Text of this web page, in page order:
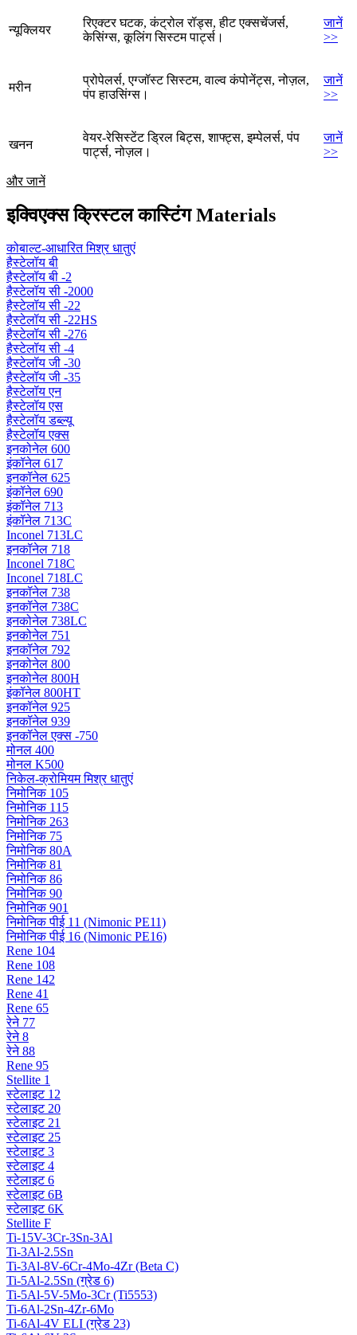
न्यूक्लियर
रिएक्टर घटक, कंट्रोल रॉड्स, हीट एक्सचेंजर्स,
केसिंग्स, कूलिंग सिस्टम पार्ट्स।
जानें
>>
मरीन
प्रोपेलर्स, एग्जॉस्ट सिस्टम, वाल्व कंपोनेंट्स, नोज़ल,
पंप हाउसिंग्स।
जानें
>>
खनन
वेयर-रेसिस्टेंट ड्रिल बिट्स, शाफ्ट्स, इम्पेलर्स, पंप
पार्ट्स, नोज़ल।
जानें
>>
और जानें
इक्विएक्स क्रिस्टल कास्टिंग Materials
कोबाल्ट-आधारित मिश्र धातुएं
हैस्टेलॉय बी
हैस्टेलॉय बी -2
हैस्टेलॉय सी -2000
हैस्टेलॉय सी -22
हैस्टेलॉय सी -22HS
हैस्टेलॉय सी -276
हैस्टेलॉय सी -4
हैस्टेलॉय जी -30
हैस्टेलॉय जी -35
हैस्टेलॉय एन
हैस्टेलॉय एस
हैस्टेलॉय डब्ल्यू
हैस्टेलॉय एक्स
इनकोनेल 600
इंकॉनेल 617
इनकॉनेल 625
इंकॉनेल 690
इंकॉनेल 713
इंकॉनेल 713C
Inconel 713LC
इनकॉनेल 718
Inconel 718C
Inconel 718LC
इनकॉनेल 738
इनकॉनेल 738C
इनकोनेल 738LC
इनकोनेल 751
इनकॉनेल 792
इनकोनेल 800
इनकोनेल 800H
इंकॉनेल 800HT
इनकॉनेल 925
इनकॉनेल 939
इनकॉनेल एक्स -750
मोनल 400
मोनल K500
निकेल-क्रोमियम मिश्र धातुएं
निमोनिक 105
निमोनिक 115
निमोनिक 263
निमोनिक 75
निमोनिक 80A
निमोनिक 81
निमोनिक 86
निमोनिक 90
निमोनिक 901
निमोनिक पीई 11 (Nimonic PE11)
निमोनिक पीई 16 (Nimonic PE16)
Rene 104
Rene 108
Rene 142
Rene 41
Rene 65
रेने 77
रेने 8
रेने 88
Rene 95
Stellite 1
स्टेलाइट 12
स्टेलाइट 20
स्टेलाइट 21
स्टेलाइट 25
स्टेलाइट 3
स्टेलाइट 4
स्टेलाइट 6
स्टेलाइट 6B
स्टेलाइट 6K
Stellite F
Ti-15V-3Cr-3Sn-3Al
Ti-3Al-2.5Sn
Ti-3Al-8V-6Cr-4Mo-4Zr (Beta C)
Ti-5Al-2.5Sn (ग्रेड 6)
Ti-5Al-5V-5Mo-3Cr (Ti5553)
Ti-6Al-2Sn-4Zr-6Mo
Ti-6Al-4V ELI (ग्रेड 23)